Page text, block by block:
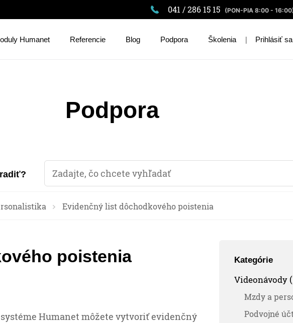
041 / 286 15 15 (PON-PIA 8:00 -
Humanet Referencie Blog Podpora Školenia | Prihlásiť sa
Podpora
Evidenčný list dôchodkového poistenia
poistenia
Humanet môžete vytvoriť evidenčný
Kategórie
Videonávody
Mzdy a
Podvojné